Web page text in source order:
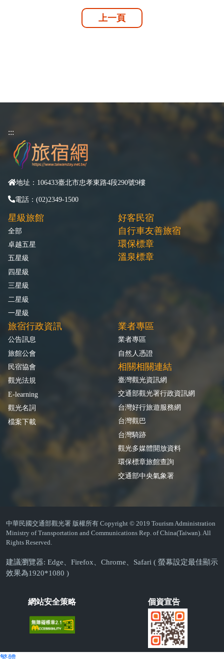
上一頁
:::
地址：106433臺北市忠孝東路4段290號9樓
電話：(02)2349-1500
星級旅館
全部
卓越五星
五星級
四星級
三星級
二星級
一星級
好客民宿
自行車友善旅宿
環保標章
溫泉標章
旅宿行政資訊
公告訊息
旅館公會
民宿協會
觀光法規
E-learning
觀光名詞
檔案下載
業者專區
業者專區
自然人憑證
相關相關連結
臺灣觀光資訊網
交通部觀光署行政資訊網
台灣好行旅遊服務網
台灣觀巴
台灣騎跡
觀光多媒體開放資料
環保標章旅館查詢
交通部中央氣象署
中華民國交通部觀光署 版權所有 Copyright © 2019 Tourism Administration
Ministry of Transportation and Communications Rep. of China(Taiwan). All
Rights Reserved.
建議瀏覽器: Edge、Firefox、Chrome、Safari ( 螢幕設定最佳顯示
效果為1920*1080 )
網站安全策略 個資宣告